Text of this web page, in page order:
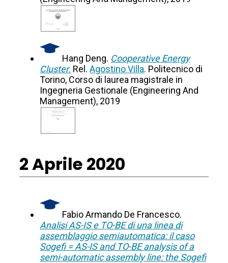
Hang Deng. Cooperative Energy
Cluster. Rel.Agostino Villa. Politecnico di
Torino, Corso di laurea magistrale in
Ingegneria Gestionale (Engineering And
Management), 2019
2 Aprile 2020
Fabio Armando De Francesco.
Analisi AS-IS e TO-BE di una linea di
assemblaggio semiautomatica: il caso
Sogefi = AS-IS and TO-BE analysis of a
semi-automatic assembly line: the Sogefi